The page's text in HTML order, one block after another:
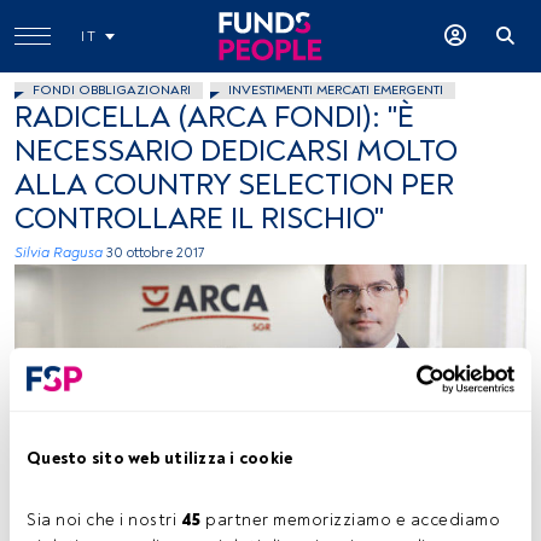
Questo sito web utilizza i cookie
Sia noi che i nostri 45 partner memorizziamo e accediamo
IT
FONDI OBBLIGAZIONARI INVESTIMENTI MERCATI EMERGENTI
RADICELLA (ARCA FONDI): "È
NECESSARIO DEDICARSI MOLTO
ALLA COUNTRY SELECTION PER
CONTROLLARE IL RISCHIO"
Silvia Ragusa 30 ottobre 2017
foto concessa